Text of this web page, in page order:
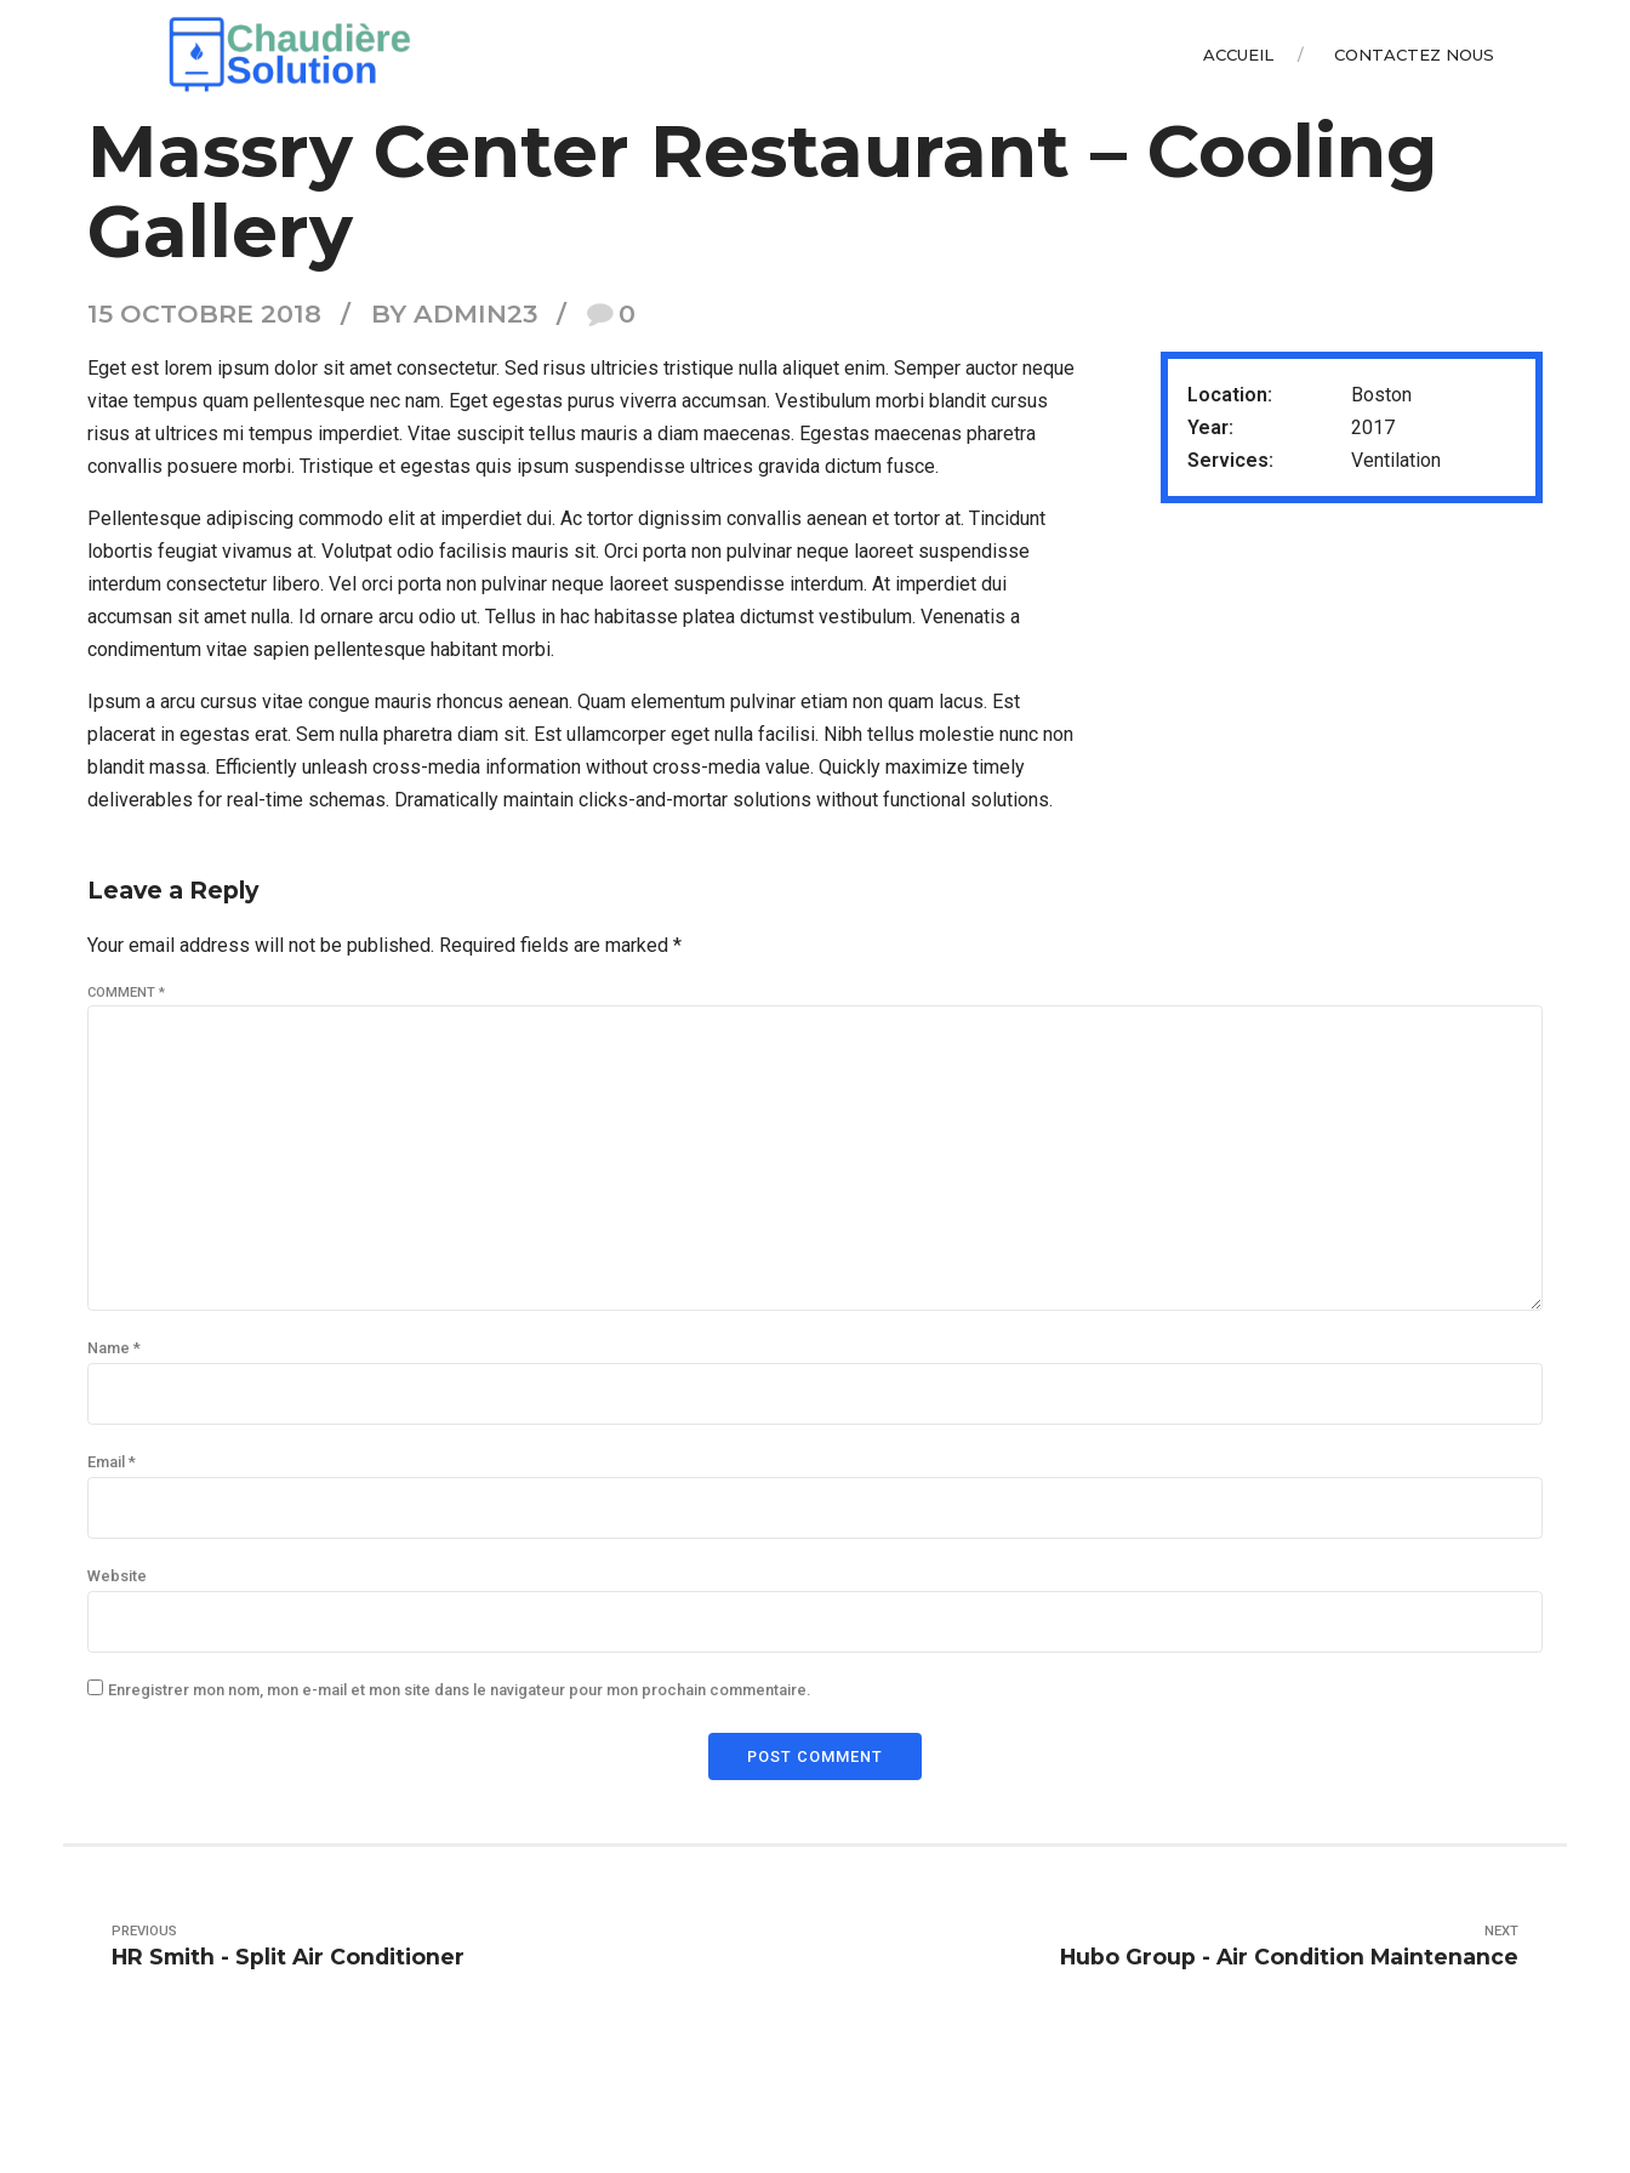
ACCUEIL CONTACTEZ NOUS
COMMERCIAL AC NEW
Massry Center Restaurant – Cooling
Gallery
15 OCTOBRE 2018 BY ADMIN23 0
Eget est lorem ipsum dolor sit amet consectetur. Sed risus ultricies tristique nulla aliquet enim. Semper auctor neque
vitae tempus quam pellentesque nec nam. Eget egestas purus viverra accumsan. Vestibulum morbi blandit cursus
risus at ultrices mi tempus imperdiet. Vitae suscipit tellus mauris a diam maecenas. Egestas maecenas pharetra
convallis posuere morbi. Tristique et egestas quis ipsum suspendisse ultrices gravida dictum fusce.
Pellentesque adipiscing commodo elit at imperdiet dui. Ac tortor dignissim convallis aenean et tortor at. Tincidunt
lobortis feugiat vivamus at. Volutpat odio facilisis mauris sit. Orci porta non pulvinar neque laoreet suspendisse
interdum consectetur libero. Vel orci porta non pulvinar neque laoreet suspendisse interdum. At imperdiet dui
accumsan sit amet nulla. Id ornare arcu odio ut. Tellus in hac habitasse platea dictumst vestibulum. Venenatis a
condimentum vitae sapien pellentesque habitant morbi.
Ipsum a arcu cursus vitae congue mauris rhoncus aenean. Quam elementum pulvinar etiam non quam lacus. Est
placerat in egestas erat. Sem nulla pharetra diam sit. Est ullamcorper eget nulla facilisi. Nibh tellus molestie nunc non
blandit massa. Efficiently unleash cross-media information without cross-media value. Quickly maximize timely
deliverables for real-time schemas. Dramatically maintain clicks-and-mortar solutions without functional solutions.
Location:
Boston
Year:
2017
Services:
Ventilation
Leave a Reply
Your email address will not be published. Required fields are marked *
COMMENT *
Name *
Email *
Website
Enregistrer mon nom, mon e-mail et mon site dans le navigateur pour mon prochain commentaire.
POST COMMENT
PREVIOUS
HR Smith - Split Air Conditioner
NEXT
Hubo Group - Air Condition Maintenance